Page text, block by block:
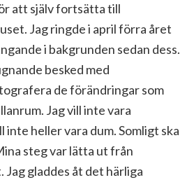
att själv fortsätta till
Jag ringde i april förra året
i bakgrunden sedan dess.
besked med
de förändringar som
Jag vill inte vara
inte heller vara dum. Somligt ska
steg var lätta ut från
gladdes åt det härliga